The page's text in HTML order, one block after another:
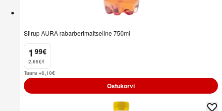
Siirup AURA rabarberimaitseline 750ml
1
. 99€
2,65€/l
Taara +0,10€
Ostukorvi